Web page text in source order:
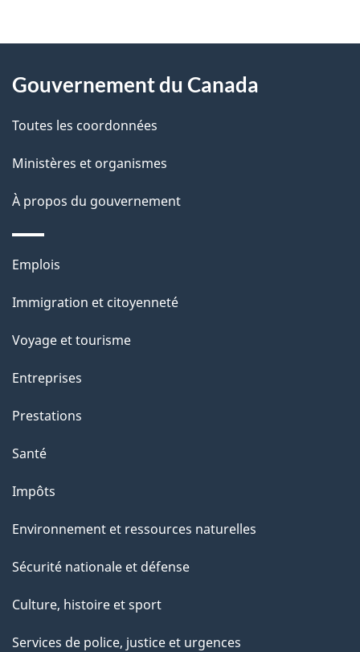
D
t
a
l
s
l
a
a
g
"
propos
ce
site
Gouvernement du Canada
Toutes les coordonnées
Ministères et organismes
À propos du gouvernement
Thèmes
sujets
Emplois
Immigration et citoyenneté
Voyage et tourisme
Entreprises
Prestations
Santé
Impôts
Environnement et ressources naturelles
Sécurité nationale et défense
Culture, histoire et sport
Services de police, justice et urgences